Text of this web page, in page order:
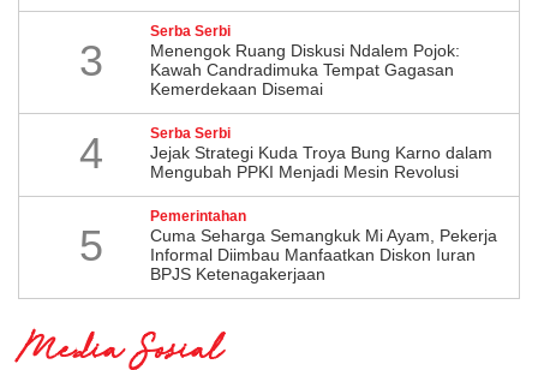
3
Serba Serbi
Menengok Ruang Diskusi Ndalem Pojok:
Kawah Candradimuka Tempat Gagasan
Kemerdekaan Disemai
4 Serba Serbi
Jejak Strategi Kuda Troya Bung Karno dalam
Mengubah PPKI Menjadi Mesin Revolusi
5
Pemerintahan
Cuma Seharga Semangkuk Mi Ayam, Pekerja
Informal Diimbau Manfaatkan Diskon Iuran
BPJS Ketenagakerjaan
Media Sosial